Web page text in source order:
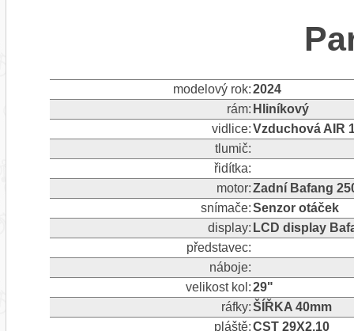
modelový rok:2024
rám: Hliníkový
vidlice:Vzduchová AIR
tlumič:
řidítka:
motor:Zadní Bafang
snímače:Senzor otáček
display: LCD display
představec:
náboje:
velikost kol:29"
ráfky:ŠÍŘKA 40mm
pláště:CST 29X2,10